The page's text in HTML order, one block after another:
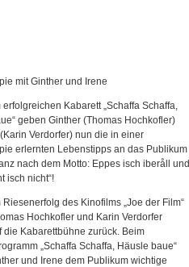
mit Ginther und Irene
erfolgreichen Kabarett „Schaffa Schaffa,
geben Ginther (Thomas Hochkofler)
Verdorfer) nun die in einer
erlernten Lebenstipps an das Publikum
nach dem Motto: Eppes isch iberåll und
isch nicht“!
Riesenerfolg des Kinofilms „Joe der Film“
Hochkofler und Karin Verdorfer
die Kabarettbühne zurück. Beim
„Schaffa Schaffa, Häusle baue“
und Irene dem Publikum wichtige